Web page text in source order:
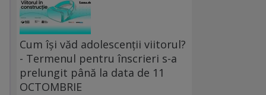
Cum își văd adolescenții viitorul?
- Termenul pentru înscrieri s-a
prelungit până la data de 11
OCTOMBRIE